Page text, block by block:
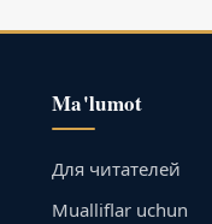
Ma'lumot
Для читателей
Mualliflar uchun